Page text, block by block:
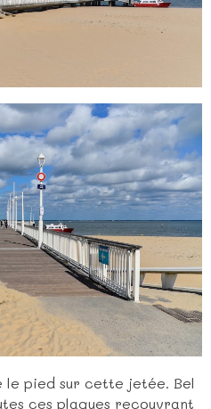
le pied sur cette jetée. Bel
ces plaques recouvrant